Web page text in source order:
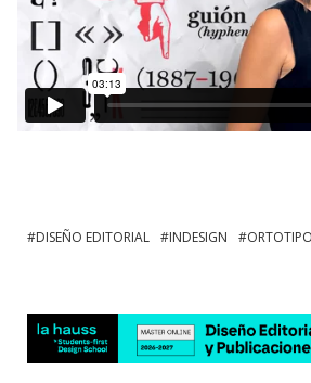
DISEÑO EDITORIAL INDESIGN